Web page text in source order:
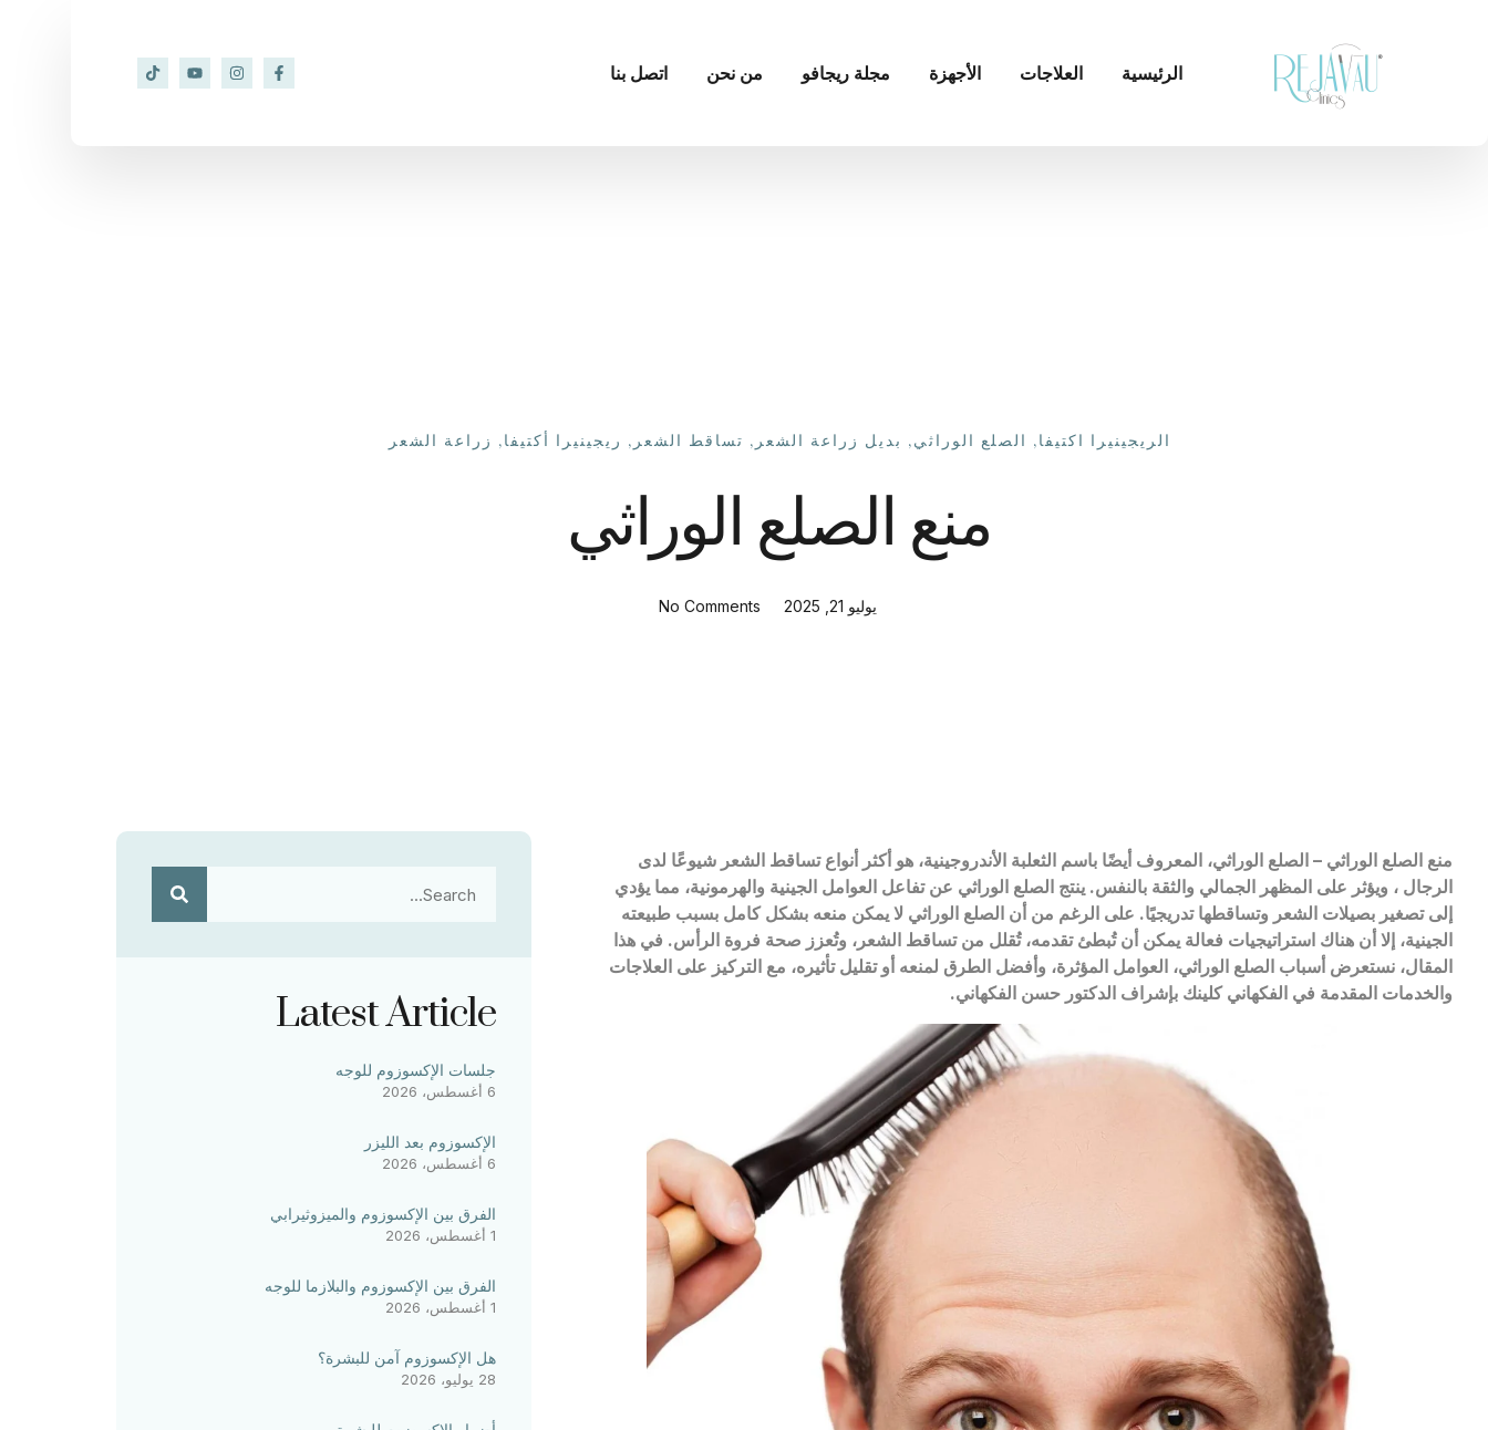
الرئيسية العلاجات الأجهزة مجلة ريجافو من نحن اتصل بنا
الريجينيرا اكتيفا, الصلع الوراثي, بديل زراعة الشعر , تساقط الشعر , ريجينيرا أكتيفا, زراعة الشعر
منع الصلع الوراثي
يوليو 21, 2025 No Comments
منع الصلع الوراثي – الصلع الوراثي، المعروف أيضًا باسم الثعلبة الأندروجينية، هو أكثر أنواع تساقط الشعر شيوعًا لدى
الرجال ، ويؤثر على المظهر الجمالي والثقة بالنفس. ينتج الصلع الوراثي عن تفاعل العوامل الجينية والهرمونية، مما يؤدي
إلى تصغير بصيلات الشعر وتساقطها تدريجيًا. على الرغم من أن الصلع الوراثي لا يمكن منعه بشكل كامل بسبب طبيعته
الجينية، إلا أن هناك استراتيجيات فعالة يمكن أن تُبطئ تقدمه، تُقلل من تساقط الشعر، وتُعزز صحة فروة الرأس. في هذا
المقال، نستعرض أسباب الصلع الوراثي، العوامل المؤثرة، وأفضل الطرق لمنعه أو تقليل تأثيره، مع التركيز على العلاجات
والخدمات المقدمة في الفكهاني كلينك بإشراف الدكتور حسن الفكهاني.
Latest Article
جلسات الإكسوزوم للوجه
6 أغسطس، 2026
الإكسوزوم بعد الليزر
6 أغسطس، 2026
الفرق بين الإكسوزوم والميزوثيرابي
1 أغسطس، 2026
الفرق بين الإكسوزوم والبلازما للوجه
1 أغسطس، 2026
هل الإكسوزوم آمن للبشرة؟
28 يوليو، 2026